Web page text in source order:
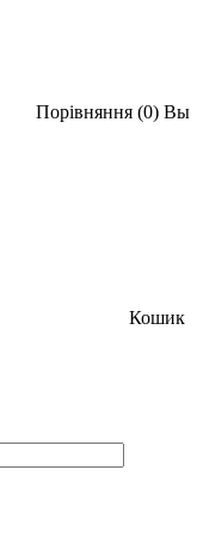
Порівняння (0) Вы
Кошик